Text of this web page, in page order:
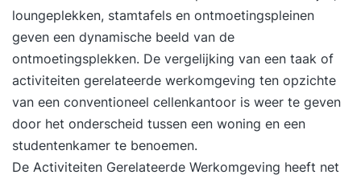
loungeplekken, stamtafels en ontmoetingspleinen
geven een dynamische beeld van de
ontmoetingsplekken. De vergelijking van een taak of
activiteiten gerelateerde werkomgeving ten opzichte
van een conventioneel cellenkantoor is weer te geven
door het onderscheid tussen een woning en een
studentenkamer te benoemen.
De Activiteiten Gerelateerde Werkomgeving heeft net